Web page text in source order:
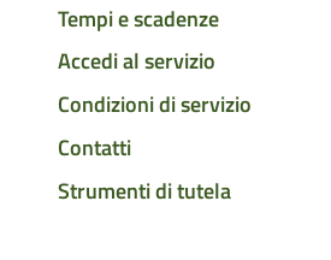
Tempi e scadenze
Accedi al servizio
Condizioni di servizio
Contatti
Strumenti di tutela